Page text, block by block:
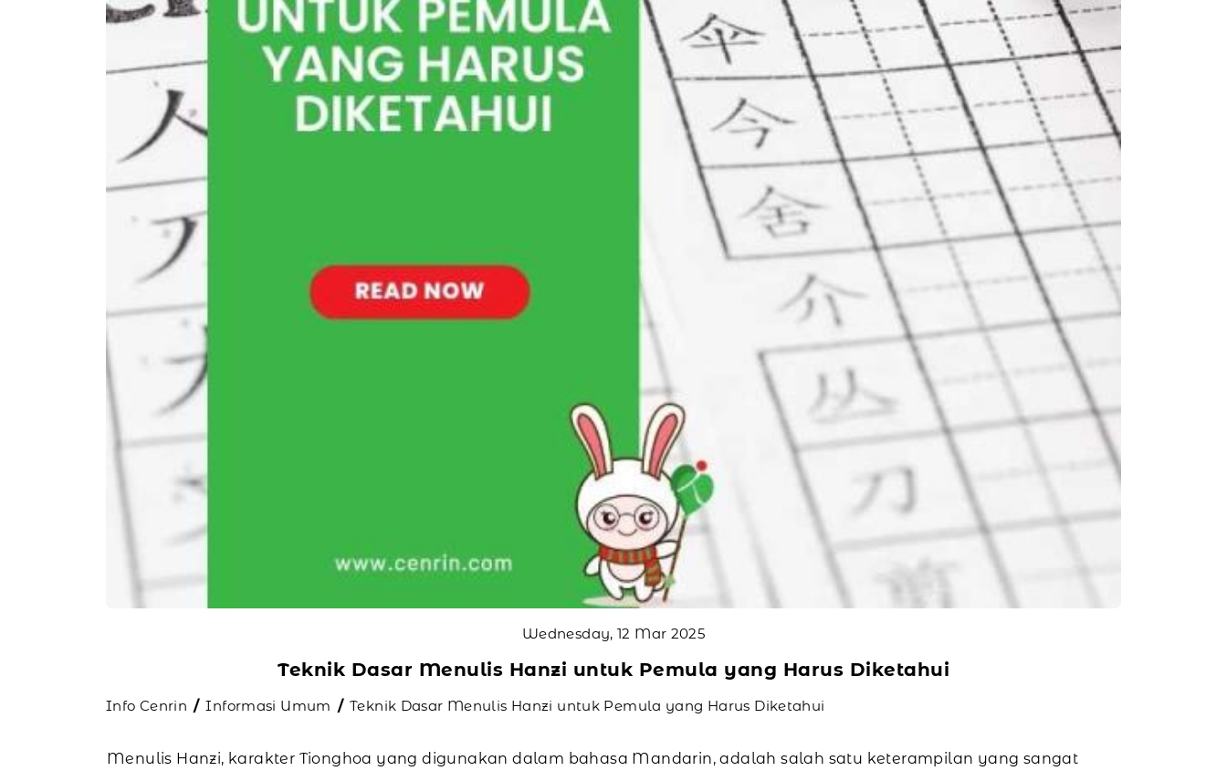
Wednesday, 12 Mar 2025
Teknik Dasar Menulis Hanzi untuk Pemula yang Harus Diketahui
Info Cenrin Informasi Umum Teknik Dasar Menulis Hanzi untuk Pemula yang Harus Diketahui
Menulis Hanzi, karakter Tionghoa yang digunakan dalam bahasa Mandarin, adalah salah satu keterampilan yang sangat